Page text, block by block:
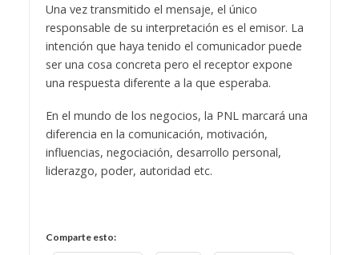
Una vez transmitido el mensaje, el único
responsable de su interpretación es el emisor. La
intención que haya tenido el comunicador puede
ser una cosa concreta pero el receptor expone
una respuesta diferente a la que esperaba.
En el mundo de los negocios, la PNL marcará una
diferencia en la comunicación, motivación,
influencias, negociación, desarrollo personal,
liderazgo, poder, autoridad etc.
Comparte esto: